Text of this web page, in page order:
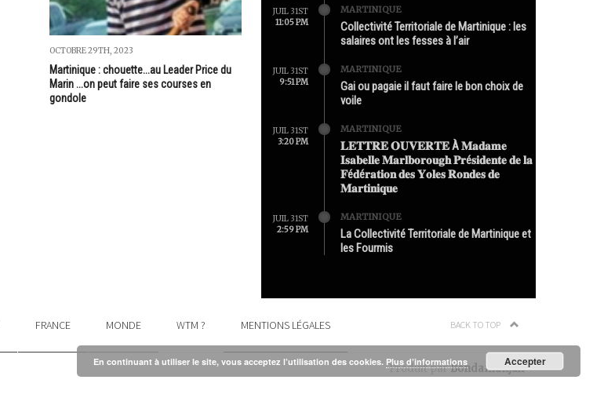
OCTOBRE 29TH, 2023
Martinique : chouette...au Leader Price du
Marin ...on peut faire ses courses en
gondole
JUIL 31ST
11:05 PM
MARTINIQUE
Collectivité Territoriale de Martinique : les
salaires ont les fesses à l’air
JUIL 31ST
9:51 PM
MARTINIQUE
Gai ou pagaie il faut faire le bon choix de
voile
JUIL 31ST
3:20 PM
MARTINIQUE
𝐋𝐄𝐓𝐓𝐑𝐄 𝐎𝐔𝐕𝐄𝐑𝐓𝐄 À 𝐌𝐚𝐝𝐚𝐦𝐞
𝐈𝐬𝐚𝐛𝐞𝐥𝐥𝐞 𝐌𝐚𝐫𝐥𝐛𝐨𝐫𝐨𝐮𝐠𝐡 𝐏𝐫é𝐬𝐢𝐝𝐞𝐧𝐭𝐞 𝐝𝐞 𝐥𝐚
𝐅é𝐝é𝐫𝐚𝐭𝐢𝐨𝐧 𝐝𝐞𝐬 𝐘𝐨𝐥𝐞𝐬 𝐑𝐨𝐧𝐝𝐞𝐬 𝐝𝐞
𝐌𝐚𝐫𝐭𝐢𝐧𝐢𝐪𝐮𝐞
JUIL 31ST
2:59 PM
MARTINIQUE
La Collectivité Territoriale de Martinique et
les Fourmis
FRANCE MONDE WTM ? MENTIONS LÉGALES BACK TO TOP
Produit parBondamanjak
En continuant à utiliser le site, vous acceptez l’utilisation des cookies. Plus d’informations Accepter